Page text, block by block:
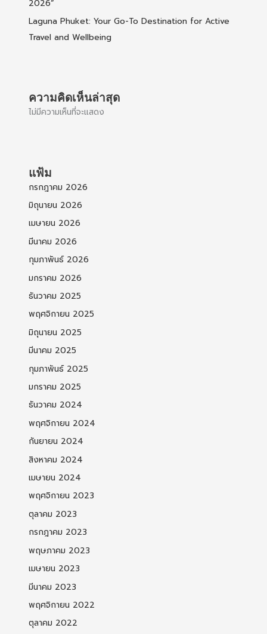
2026”
Laguna Phuket: Your Go-To Destination for Active
Travel and Wellbeing
ความคิดเห็นล่าสุด
ไม่มีความเห็นที่จะแสดง
แฟ้ม
กรกฎาคม 2026
มิถุนายน 2026
เมษายน 2026
มีนาคม 2026
กุมภาพันธ์ 2026
มกราคม 2026
ธันวาคม 2025
พฤศจิกายน 2025
มิถุนายน 2025
มีนาคม 2025
กุมภาพันธ์ 2025
มกราคม 2025
ธันวาคม 2024
พฤศจิกายน 2024
กันยายน 2024
สิงหาคม 2024
เมษายน 2024
พฤศจิกายน 2023
ตุลาคม 2023
กรกฎาคม 2023
พฤษภาคม 2023
เมษายน 2023
มีนาคม 2023
พฤศจิกายน 2022
ตุลาคม 2022